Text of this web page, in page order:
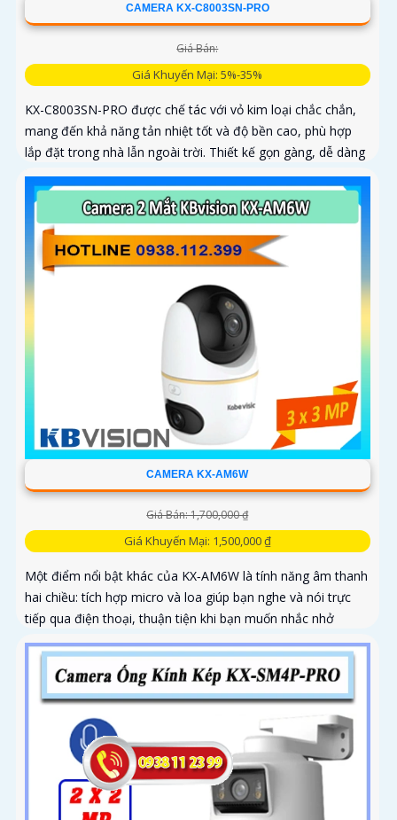
CAMERA KX-C8003SN-PRO
Giá Bán:
Giá Khuyến Mại: 5%-35%
KX-C8003SN-PRO được chế tác với vỏ kim loại chắc chắn,
mang đến khả năng tản nhiệt tốt và độ bền cao, phù hợp
lắp đặt trong nhà lẫn ngoài trời. Thiết kế gọn gàng, dễ dàng
thi công, tiết kiệm thời gian và chi phí cho người dùng
CAMERA KX-AM6W
Giá Bán: 1,700,000 ₫
Giá Khuyến Mại: 1,500,000 ₫
Một điểm nổi bật khác của KX‑AM6W là tính năng âm thanh
hai chiều: tích hợp micro và loa giúp bạn nghe và nói trực
tiếp qua điện thoại, thuận tiện khi bạn muốn nhắc nhở
người nhà, trò chuyện với khách hoặc cảnh báo người lạ.
Kết hợp với khả năng lưu trữ thẻ nhớ và xem lại nhanh
chóng, đây thực sự là giải pháp giám sát thông minh, gọn
nhẹ mà vô cùng hiệu quả